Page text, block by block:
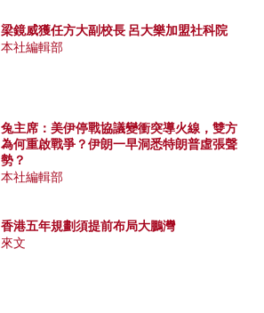
梁鏡威獲任方大副校長 呂大樂加盟社科院
本社編輯部
兔主席：美伊停戰協議變衝突導火線，雙方
為何重啟戰爭？伊朗一早洞悉特朗普虛張聲
勢？
本社編輯部
香港五年規劃須提前布局大鵬灣
來文